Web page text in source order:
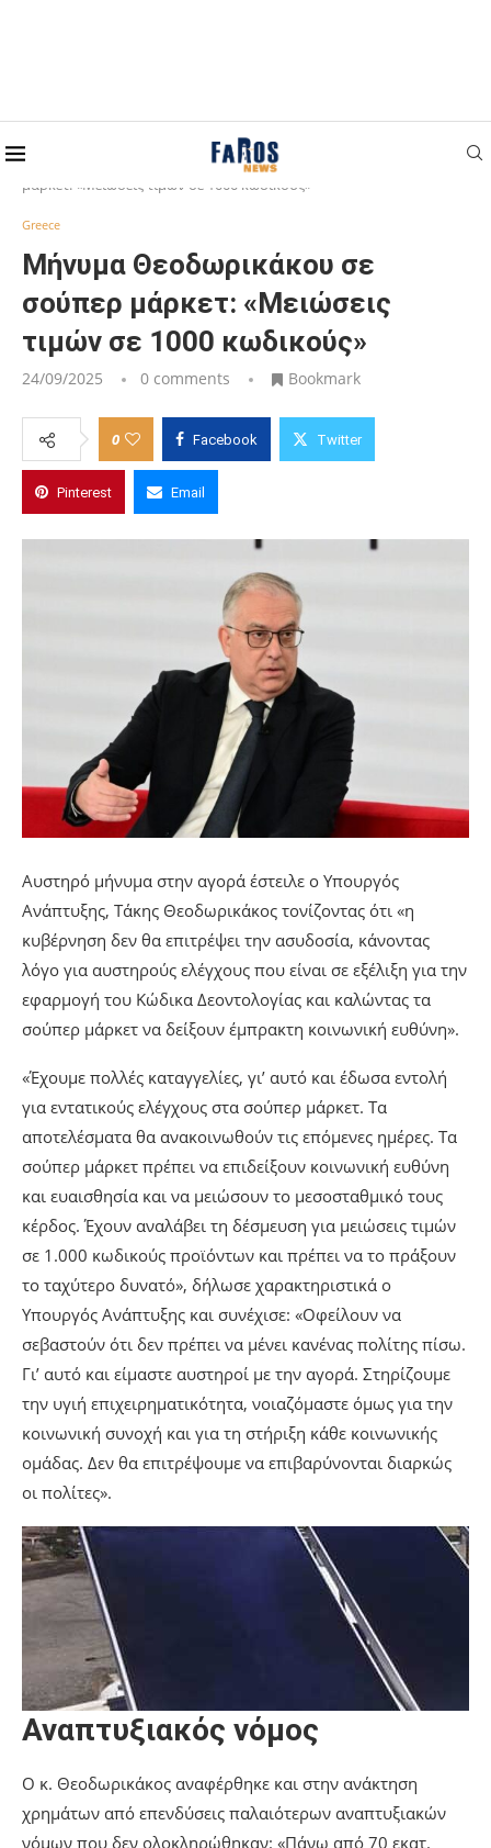
Home
Μήνυμα Θεοδωρικάκου σε σούπερ
μάρκετ: «Μειώσεις τιμών σε 1000 κωδικούς»
Greece
Μήνυμα Θεοδωρικάκου σε
σούπερ μάρκετ: «Μειώσεις
τιμών σε 1000 κωδικούς»
24/09/2025 0 comments Bookmark
0 Facebook Twitter
Pinterest Email
Αυστηρό μήνυμα στην αγορά έστειλε ο Υπουργός
Ανάπτυξης, Τάκης Θεοδωρικάκος τονίζοντας ότι «η
κυβέρνηση δεν θα επιτρέψει την ασυδοσία, κάνοντας
λόγο για αυστηρούς ελέγχους που είναι σε εξέλιξη για την
εφαρμογή του Κώδικα Δεοντολογίας και καλώντας τα
σούπερ μάρκετ να δείξουν έμπρακτη κοινωνική ευθύνη».
«Έχουμε πολλές καταγγελίες, γι’ αυτό και έδωσα εντολή
για εντατικούς ελέγχους στα σούπερ μάρκετ. Τα
αποτελέσματα θα ανακοινωθούν τις επόμενες ημέρες. Τα
σούπερ μάρκετ πρέπει να επιδείξουν κοινωνική ευθύνη
και ευαισθησία και να μειώσουν το μεσοσταθμικό τους
κέρδος. Έχουν αναλάβει τη δέσμευση για μειώσεις τιμών
σε 1.000 κωδικούς προϊόντων και πρέπει να το πράξουν
το ταχύτερο δυνατό», δήλωσε χαρακτηριστικά ο
Υπουργός Ανάπτυξης και συνέχισε: «Οφείλουν να
σεβαστούν ότι δεν πρέπει να μένει κανένας πολίτης πίσω.
Γι’ αυτό και είμαστε αυστηροί με την αγορά. Στηρίζουμε
την υγιή επιχειρηματικότητα, νοιαζόμαστε όμως για την
κοινωνική συνοχή και για τη στήριξη κάθε κοινωνικής
ομάδας. Δεν θα επιτρέψουμε να επιβαρύνονται διαρκώς
οι πολίτες».
Αναπτυξιακός νόμος
Ο κ. Θεοδωρικάκος αναφέρθηκε και στην ανάκτηση
χρημάτων από επενδύσεις παλαιότερων αναπτυξιακών
νόμων που δεν ολοκληρώθηκαν: «Πάνω από 70 εκατ.